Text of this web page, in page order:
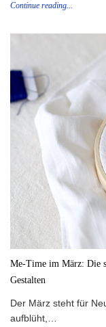
Continue reading...
Me-Time im März: Die
Gestalten
Der März steht für
aufblüht,…